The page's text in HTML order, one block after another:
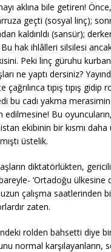
aklına bile getiren! Önce,
geçti (sosyal linç);
kaldırıldı (sansür);
hak ihlâlleri silsilesi
Peki linç güruhu
ne yaptı dersiniz?
tıpış tıpış gidip
bu cadı yakma
edilmesine! Bu
ekibinin bir kısmı
üstelik.
diktatörlükten,
‘Ortadoğu ülkesine
çalışma saatlerinden
zaten.
rolden bahsetti diye
normal karşılayanların,